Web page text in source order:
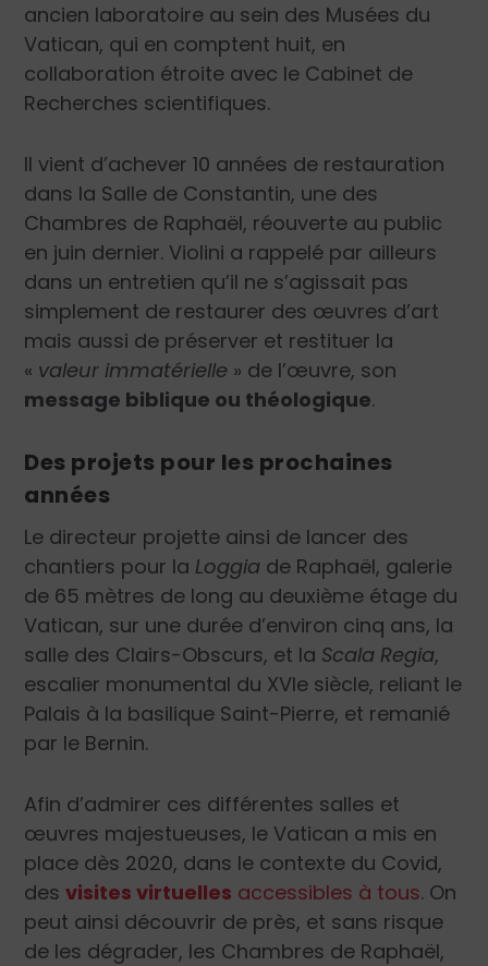
ancien laboratoire au sein des Musées du
Vatican, qui en comptent huit, en
collaboration étroite avec le Cabinet de
Recherches scientifiques.
Il vient d’achever 10 années de restauration
dans la Salle de Constantin, une des
Chambres de Raphaël, réouverte au public
en juin dernier. Violini a rappelé par ailleurs
dans un entretien qu’il ne s’agissait pas
simplement de restaurer des œuvres d’art
mais aussi de préserver et restituer la
« valeur immatérielle » de l’œuvre, son
message biblique ou théologique.
Des projets pour les prochaines
années
Le directeur projette ainsi de lancer des
chantiers pour la Loggia de Raphaël, galerie
de 65 mètres de long au deuxième étage du
Vatican, sur une durée d’environ cinq ans, la
salle des Clairs-Obscurs, et la Scala Regia,
escalier monumental du XVIe siècle, reliant le
Palais à la basilique Saint-Pierre, et remanié
par le Bernin.
Afin d’admirer ces différentes salles et
œuvres majestueuses, le Vatican a mis en
place dès 2020, dans le contexte du Covid,
desvisites virtuelles accessibles à tous. On
peut ainsi découvrir de près, et sans risque
de les dégrader, les Chambres de Raphaël,